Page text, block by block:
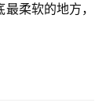
柔软的地方，